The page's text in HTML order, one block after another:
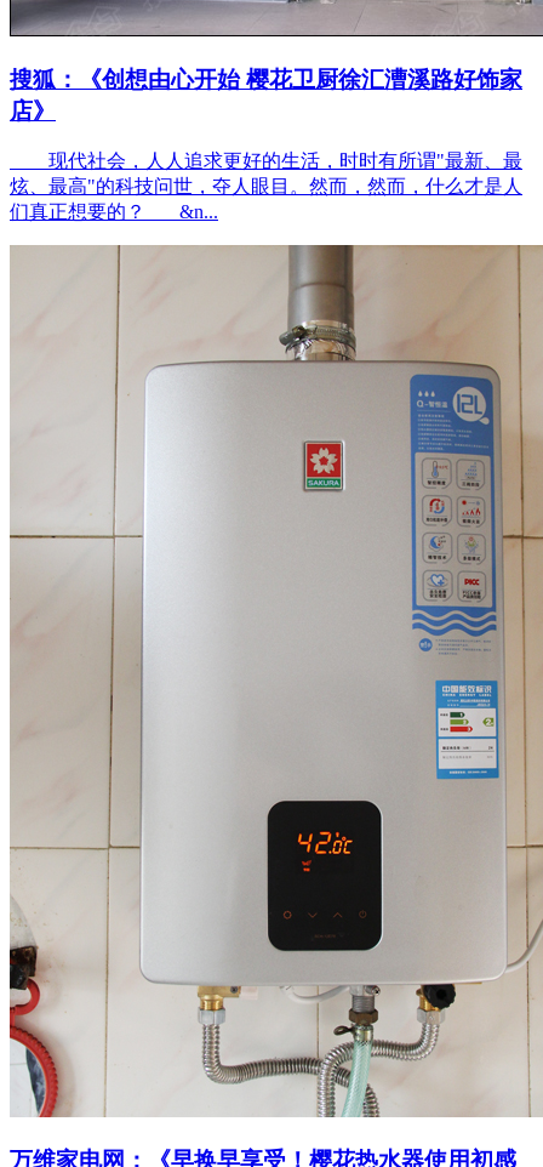
搜狐：《创想由心开始 樱花卫厨徐汇漕溪路好饰家
店》
现代社会，人人追求更好的生活，时时有所谓"最新、最
炫、最高"的科技问世，夺人眼目。然而，然而，什么才是人
们真正想要的？ &n...
万维家电网：《早换早享受！樱花热水器使用初感